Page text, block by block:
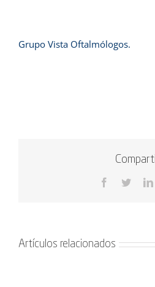
Grupo Vista Oftalmólogos.
Facebook
Twitter
Artículos relacionados